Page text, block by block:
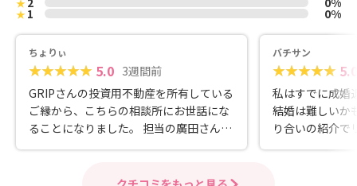
★
★1 0%
ちょりぃ
5.0 3週間前
GRIPさんの投資用不動産を所有している
ご縁から、こちらの相談所にお世話にな
ることになりました。 担当の廣田さん
は、言いにくいことも率直に伝えてくだ
も心強く、助かっています。 2026年6月
バチサン
5.0
私はすでに成婚
結婚は難しいか
り合いの紹介で
入会しました。